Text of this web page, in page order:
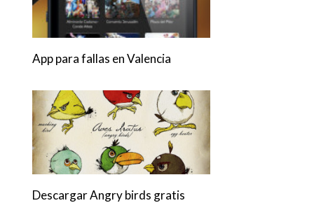
App para fallas en Valencia
Descargar Angry birds gratis